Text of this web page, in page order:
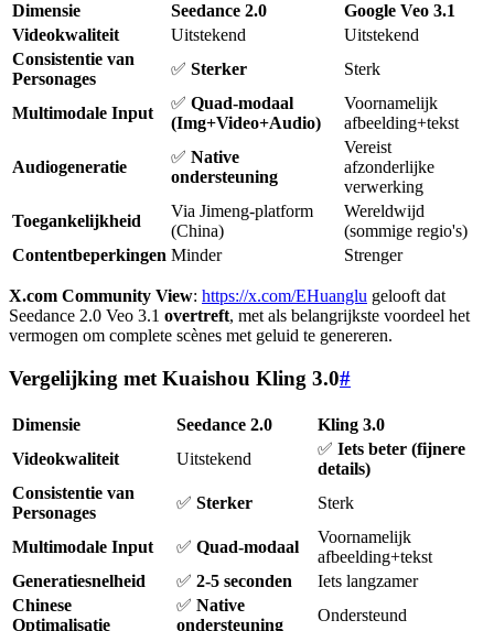
Dimensie Seedance 2.0
Google Veo 3.1
Videokwaliteit
Uitstekend
Uitstekend
Consistentie van
Personages
✅ Sterker Sterk
Multimodale Input
✅ Quad-modaal
(Img+Video+Audio)
Voornamelijk
afbeelding+tekst
Audiogeneratie
✅ Native
ondersteuning
Vereist
afzonderlijke
verwerking
Toegankelijkheid
Via Jimeng-platform
(China)
Wereldwijd
(sommige regio's)
Contentbeperkingen Minder Strenger
X.com Community View: https://x.com/EHuanglu gelooft dat
Seedance 2.0 Veo 3.1 overtreft, met als belangrijkste voordeel het
vermogen om complete scènes met geluid te genereren.
Vergelijking met Kuaishou Kling 3.0#
Dimensie Seedance 2.0
Kling 3.0
Videokwaliteit
Uitstekend
✅ Iets beter (fijnere
details)
Consistentie van
Personages
✅ Sterker Sterk
Multimodale Input ✅ Quad-modaal
Voornamelijk
afbeelding+tekst
Generatiesnelheid
✅ 2-5 seconden
Iets langzamer
Chinese
Optimalisatie
✅ Native
ondersteuning
Ondersteund